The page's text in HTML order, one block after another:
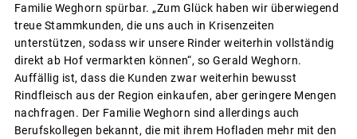
Familie Weghorn spürbar. „Zum Glück haben wir überwiegend
treue Stammkunden, die uns auch in Krisenzeiten
unterstützen, sodass wir unsere Rinder weiterhin vollständig
direkt ab Hof vermarkten können“, so Gerald Weghorn.
Auffällig ist, dass die Kunden zwar weiterhin bewusst
Rindfleisch aus der Region einkaufen, aber geringere Mengen
nachfragen. Der Familie Weghorn sind allerdings auch
Berufskollegen bekannt, die mit ihrem Hofladen mehr mit den